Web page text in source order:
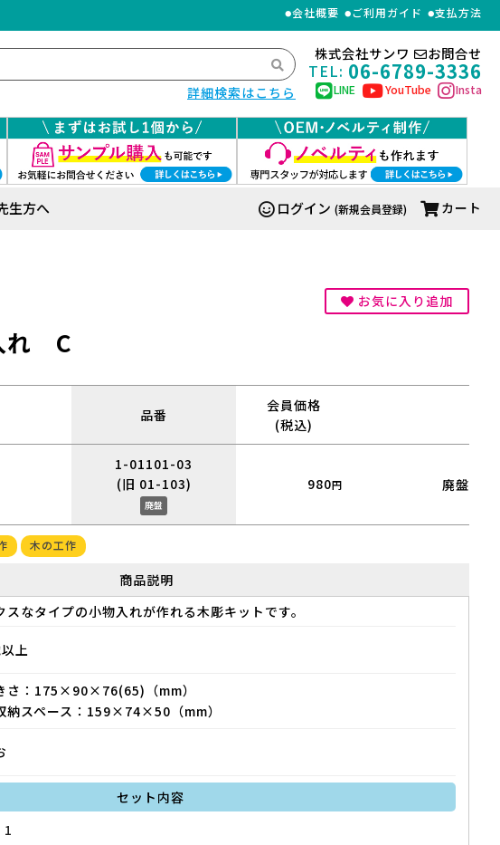
会社概要 ご利用ガイド 支払方法
詳細検索はこちら
株式会社サンワ お問合せ
TEL: 06-6789-3336
LINE YouTube Insta
生方へ ログイン (新規会員登録) カート
お気に入り追加
れ C
品番
会員価格
(税込)
1-01101-03
(旧 01-103)
廃盤
980円 廃盤
木の工作
商品説明
なタイプの小物入れが作れる木彫キットです。
上
さ：175×90×76(65)（mm）
納スペース：159×74×50（mm）
セット内容
1